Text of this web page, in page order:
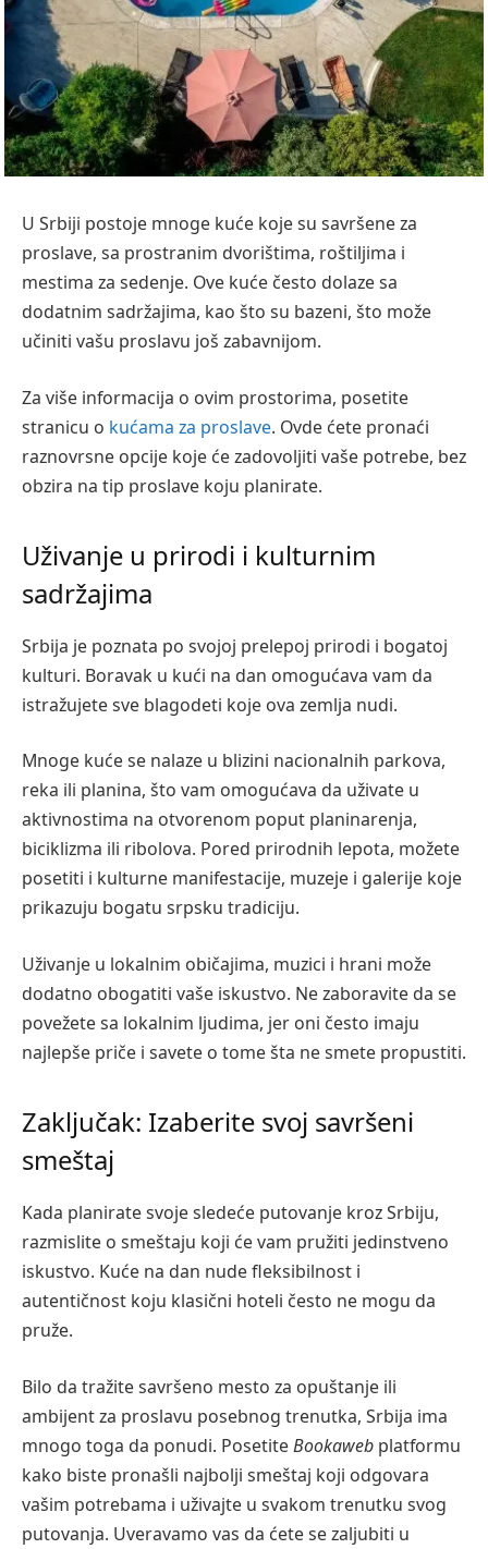
U Srbiji postoje mnoge kuće koje su savršene za
proslave, sa prostranim dvorištima, roštiljima i
mestima za sedenje. Ove kuće često dolaze sa
dodatnim sadržajima, kao što su bazeni, što može
učiniti vašu proslavu još zabavnijom.
Za više informacija o ovim prostorima, posetite
stranicu o kućama za proslave. Ovde ćete pronaći
raznovrsne opcije koje će zadovoljiti vaše potrebe, bez
obzira na tip proslave koju planirate.
Uživanje u prirodi i kulturnim
sadržajima
Srbija je poznata po svojoj prelepoj prirodi i bogatoj
kulturi. Boravak u kući na dan omogućava vam da
istražujete sve blagodeti koje ova zemlja nudi.
Mnoge kuće se nalaze u blizini nacionalnih parkova,
reka ili planina, što vam omogućava da uživate u
aktivnostima na otvorenom poput planinarenja,
biciklizma ili ribolova. Pored prirodnih lepota, možete
posetiti i kulturne manifestacije, muzeje i galerije koje
prikazuju bogatu srpsku tradiciju.
Uživanje u lokalnim običajima, muzici i hrani može
dodatno obogatiti vaše iskustvo. Ne zaboravite da se
povežete sa lokalnim ljudima, jer oni često imaju
najlepše priče i savete o tome šta ne smete propustiti.
Zaključak: Izaberite svoj savršeni
smeštaj
Kada planirate svoje sledeće putovanje kroz Srbiju,
razmislite o smeštaju koji će vam pružiti jedinstveno
iskustvo. Kuće na dan nude fleksibilnost i
autentičnost koju klasični hoteli često ne mogu da
pruže.
Bilo da tražite savršeno mesto za opuštanje ili
ambijent za proslavu posebnog trenutka, Srbija ima
mnogo toga da ponudi. PosetiteBookaweb platformu
kako biste pronašli najbolji smeštaj koji odgovara
vašim potrebama i uživajte u svakom trenutku svog
putovanja. Uveravamo vas da ćete se zaljubiti u